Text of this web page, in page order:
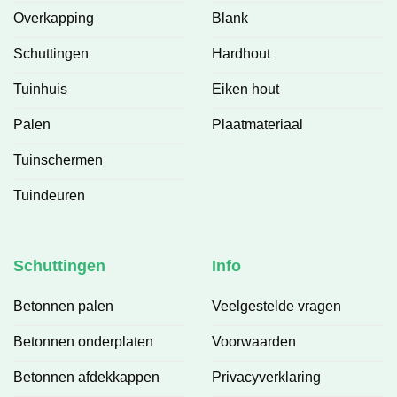
Overkapping
Schuttingen
Tuinhuis
Palen
Tuinschermen
Tuindeuren
Blank
Hardhout
Eiken hout
Plaatmateriaal
Schuttingen
Betonnen palen
Betonnen onderplaten
Betonnen afdekkappen
Info
Veelgestelde vragen
Voorwaarden
Privacyverklaring